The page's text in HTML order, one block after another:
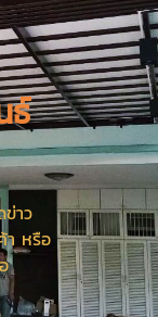
ธ์
าว
า หรือ